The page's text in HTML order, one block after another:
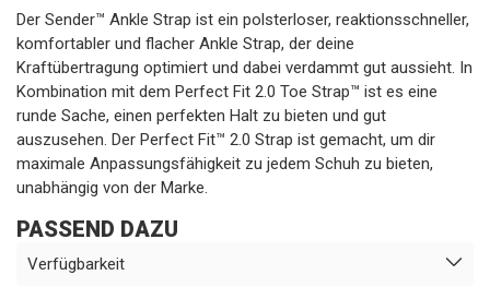
Der Sender™ Ankle Strap ist ein polsterloser, reaktionsschneller,
komfortabler und flacher Ankle Strap, der deine
Kraftübertragung optimiert und dabei verdammt gut aussieht. In
Kombination mit dem Perfect Fit 2.0 Toe Strap™ ist es eine
runde Sache, einen perfekten Halt zu bieten und gut
auszusehen. Der Perfect Fit™ 2.0 Strap ist gemacht, um dir
maximale Anpassungsfähigkeit zu jedem Schuh zu bieten,
unabhängig von der Marke.
PASSEND DAZU
Verfügbarkeit